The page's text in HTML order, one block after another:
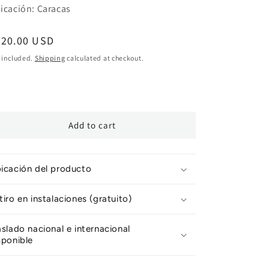
Caracas
USD
included. Shipping calculated at checkout.
Add to cart
del producto
en instalaciones (gratuito)
nacional e internacional